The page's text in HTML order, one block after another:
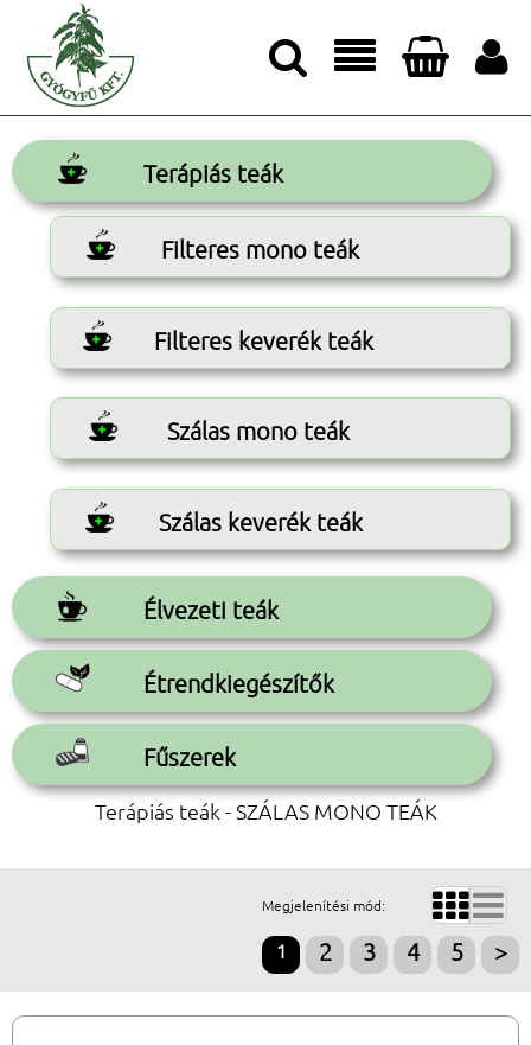




Terápiás teák
Filteres mono teák
Filteres keverék teák
Szálas mono teák
Szálas keverék teák
Élvezeti teák
Étrendkiegészítők
Fűszerek
Terápiás teák - SZÁLAS MONO TEÁK
Megjelenítési mód: 
1 2 3 4 5 >